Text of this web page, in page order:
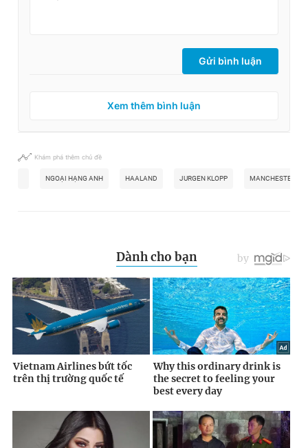
Gửi bình luận
Xem thêm bình luận
Khám phá thêm chủ đề
NGOẠI HẠNG ANH HAALAND JURGEN KLOPP MANCHESTER